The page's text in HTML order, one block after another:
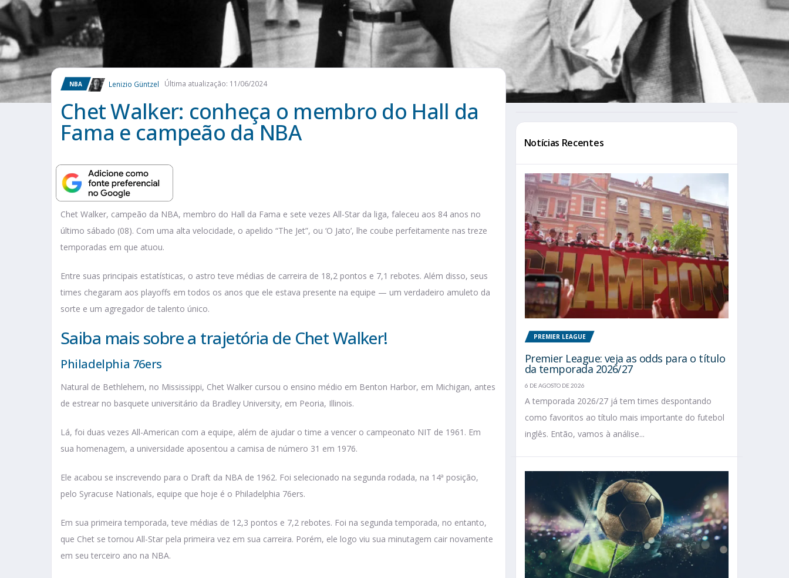
NBA Lenizio Güntzel Última atualização: 11/06/2024
Chet Walker: conheça o membro do Hall da
Fama e campeão da NBA
Chet Walker, campeão da NBA, membro do Hall da Fama e sete vezes All-Star da liga, faleceu aos 84 anos no
último sábado (08). Com uma alta velocidade, o apelido “The Jet”, ou ‘O Jato’, lhe coube perfeitamente nas treze
temporadas em que atuou.
Entre suas principais estatísticas, o astro teve médias de carreira de 18,2 pontos e 7,1 rebotes. Além disso, seus
times chegaram aos playoffs em todos os anos que ele estava presente na equipe — um verdadeiro amuleto da
sorte e um agregador de talento único.
Saiba mais sobre a trajetória de Chet Walker!
Philadelphia 76ers
Natural de Bethlehem, no Mississippi, Chet Walker cursou o ensino médio em Benton Harbor, em Michigan, antes
de estrear no basquete universitário da Bradley University, em Peoria, Illinois.
Lá, foi duas vezes All-American com a equipe, além de ajudar o time a vencer o campeonato NIT de 1961. Em
sua homenagem, a universidade aposentou a camisa de número 31 em 1976.
Ele acabou se inscrevendo para o Draft da NBA de 1962. Foi selecionado na segunda rodada, na 14ª posição,
pelo Syracuse Nationals, equipe que hoje é o Philadelphia 76ers.
Em sua primeira temporada, teve médias de 12,3 pontos e 7,2 rebotes. Foi na segunda temporada, no entanto,
que Chet se tornou All-Star pela primeira vez em sua carreira. Porém, ele logo viu sua minutagem cair novamente
em seu terceiro ano na NBA.
Notícias Recentes
PREMIER LEAGUE
Premier League: veja as odds para o título
da temporada 2026/27
6 DE AGOSTO DE 2026
A temporada 2026/27 já tem times despontando
como favoritos ao título mais importante do futebol
inglês. Então, vamos à análise...